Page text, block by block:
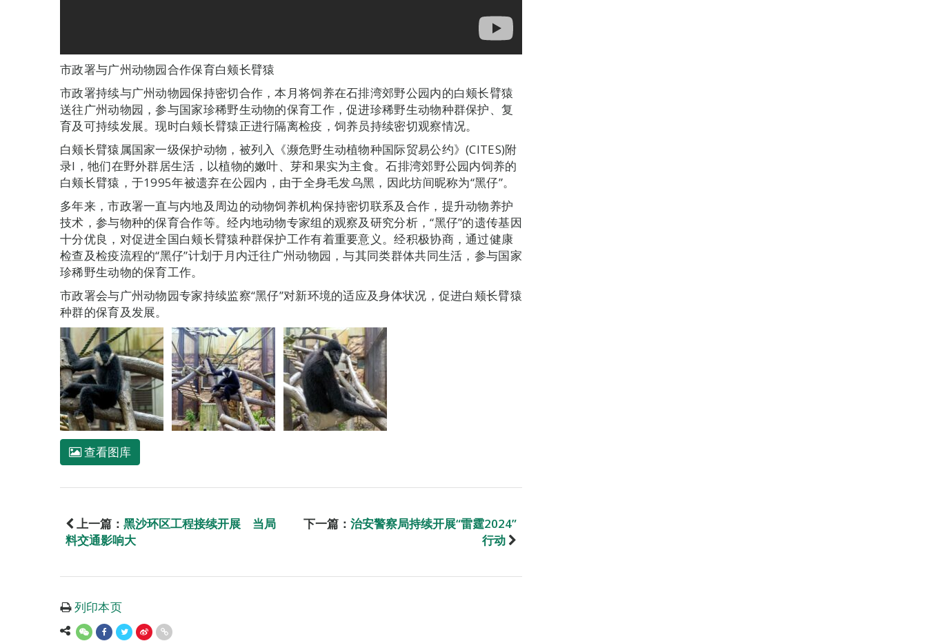
市政署与广州动物园合作保育白颊长臂猿
市政署持续与广州动物园保持密切合作，本月将饲养在石排湾郊野公园内的白颊长臂猿
送往广州动物园，参与国家珍稀野生动物的保育工作，促进珍稀野生动物种群保护、复
育及可持续发展。现时白颊长臂猿正进行隔离检疫，饲养员持续密切观察情况。
白颊长臂猿属国家一级保护动物，被列入《濒危野生动植物种国际贸易公约》(CITES)附
录I，牠们在野外群居生活，以植物的嫩叶、芽和果实为主食。石排湾郊野公园内饲养的
白颊长臂猿，于1995年被遗弃在公园内，由于全身毛发乌黑，因此坊间昵称为“黑仔”。
多年来，市政署一直与内地及周边的动物饲养机构保持密切联系及合作，提升动物养护
技术，参与物种的保育合作等。经内地动物专家组的观察及研究分析，“黑仔”的遗传基因
十分优良，对促进全国白颊长臂猿种群保护工作有着重要意义。经积极协商，通过健康
检查及检疫流程的“黑仔”计划于月内迁往广州动物园，与其同类群体共同生活，参与国家
珍稀野生动物的保育工作。
市政署会与广州动物园专家持续监察“黑仔”对新环境的适应及身体状况，促进白颊长臂猿
种群的保育及发展。
查看图库
上一篇： 黑沙环区工程接续开展 当局
料交通影响大
下一篇： 治安警察局持续开展“雷霆2024”
行动
列印本页